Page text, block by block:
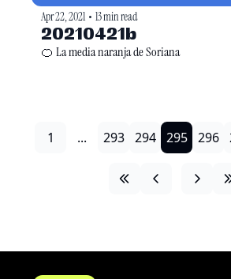
Apr 22, 2021 • 13 min read
20210421b
🍊 La media naranja de Soriana
1 ... 293 294 295 296